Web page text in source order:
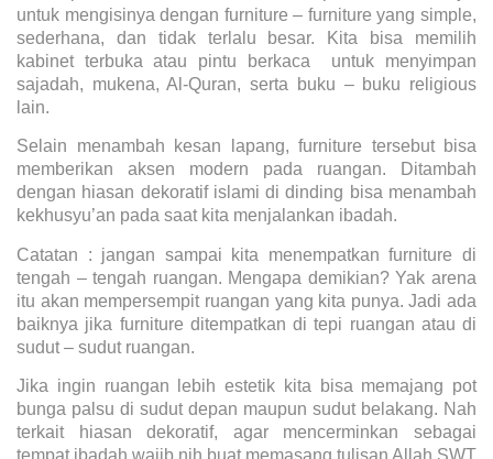
untuk mengisinya dengan furniture – furniture yang simple,
sederhana, dan tidak terlalu besar. Kita bisa memilih
kabinet terbuka atau pintu berkaca untuk menyimpan
sajadah, mukena, Al-Quran, serta buku – buku religious
lain.
Selain menambah kesan lapang, furniture tersebut bisa
memberikan aksen modern pada ruangan. Ditambah
dengan hiasan dekoratif islami di dinding bisa menambah
kekhusyu’an pada saat kita menjalankan ibadah.
Catatan : jangan sampai kita menempatkan furniture di
tengah – tengah ruangan. Mengapa demikian? Yak arena
itu akan mempersempit ruangan yang kita punya. Jadi ada
baiknya jika furniture ditempatkan di tepi ruangan atau di
sudut – sudut ruangan.
Jika ingin ruangan lebih estetik kita bisa memajang pot
bunga palsu di sudut depan maupun sudut belakang. Nah
terkait hiasan dekoratif, agar mencerminkan sebagai
tempat ibadah wajib nih buat memasang tulisan Allah SWT